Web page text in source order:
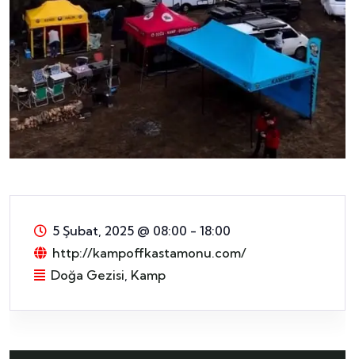
5 Şubat, 2025 @ 08:00 - 18:00
http://kampoffkastamonu.com/
Doğa Gezisi Kamp